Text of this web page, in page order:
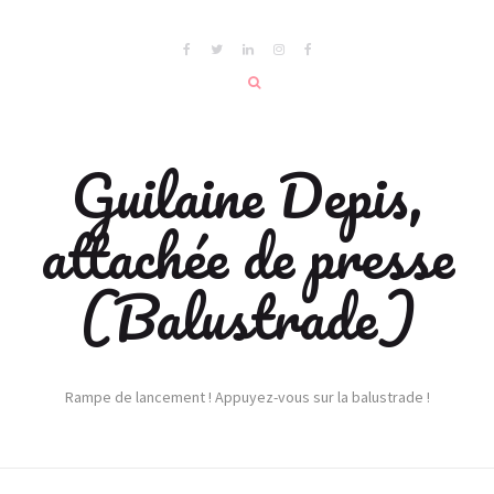
Guilaine Depis,
attachée de presse
(Balustrade)
Rampe de lancement ! Appuyez-vous sur la balustrade !